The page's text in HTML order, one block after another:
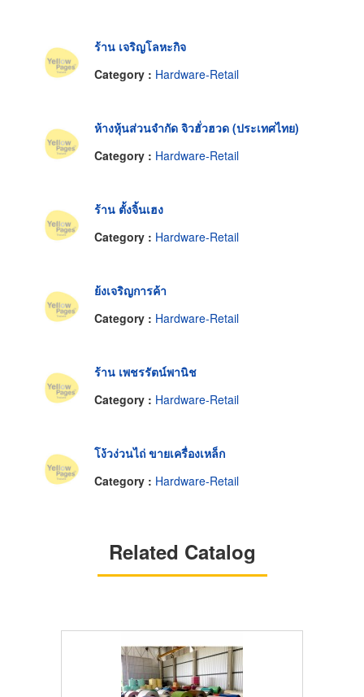
ร้าน เจริญโลหะกิจ
Category : Hardware-Retail
ห้างหุ้นส่วนจำกัด จิวฮั่วฮวด (ประเทศไทย)
Category : Hardware-Retail
ร้าน ตั้งจิ้นเฮง
Category : Hardware-Retail
ย้งเจริญการค้า
Category : Hardware-Retail
ร้าน เพชรรัตน์พานิช
Category : Hardware-Retail
โง้วง่วนไถ่ ขายเครื่องเหล็ก
Category : Hardware-Retail
Related Catalog